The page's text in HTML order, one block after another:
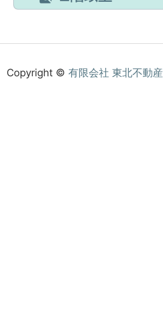
Copyright © 有限会社 東北不動産